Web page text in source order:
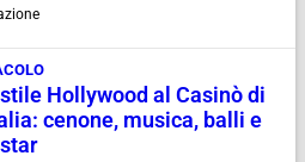
Hollywood al Casinò di
cenone, musica, balli e